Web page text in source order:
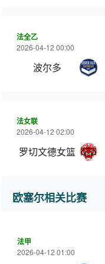
法全乙
2026-04-12 00:00
波尔多
法女联
2026-04-12 02:00
罗切文德女篮
欧塞尔相关比赛
法甲
2026-04-12 01:00